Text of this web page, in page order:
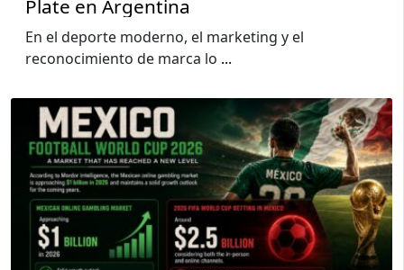
Plate en Argentina
En el deporte moderno, el marketing y el
reconocimiento de marca lo ...